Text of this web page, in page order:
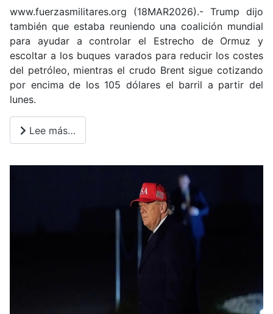
www.fuerzasmilitares.org (18MAR2026).- Trump dijo
también que estaba reuniendo una coalición mundial
para ayudar a controlar el Estrecho de Ormuz y
escoltar a los buques varados para reducir los costes
del petróleo, mientras el crudo Brent sigue cotizando
por encima de los 105 dólares el barril a partir del
lunes.
Lee más…